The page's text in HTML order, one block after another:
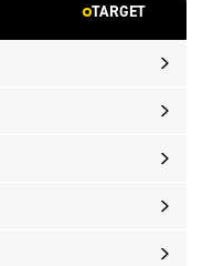
TARGET